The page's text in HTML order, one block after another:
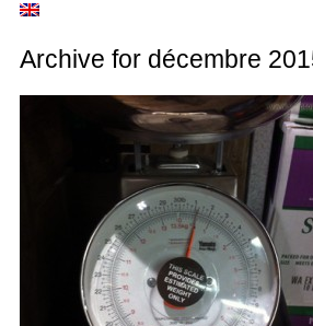
Archive for décembre